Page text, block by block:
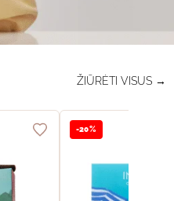
ŽIŪRĖTI VISUS →
-20%